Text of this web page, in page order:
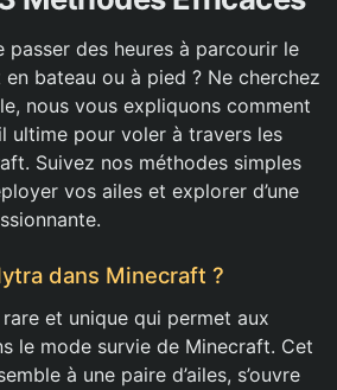
passer des heures à parcourir le
bateau ou à pied ? Ne cherchez
nous vous expliquons comment
ultime pour voler à travers les
Suivez nos méthodes simples
vos ailes et explorer d’une
dans Minecraft ?
et unique qui permet aux
le mode survie de Minecraft. Cet
à une paire d’ailes, s’ouvre